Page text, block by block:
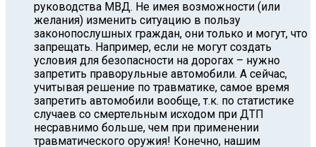
руководства МВД. Не имея возможности (или
желания) изменить ситуацию в пользу
законопослушных граждан, они только и могут, что
запрещать. Например, если не могут создать
условия для безопасности на дорогах – нужно
запретить праворульные автомобили. А сейчас,
учитывая решение по травматике, самое время
запретить автомобили вообще, т.к. по статистике
случаев со смертельным исходом при ДТП
несравнимо больше, чем при применении
травматического оружия! Конечно, нашим